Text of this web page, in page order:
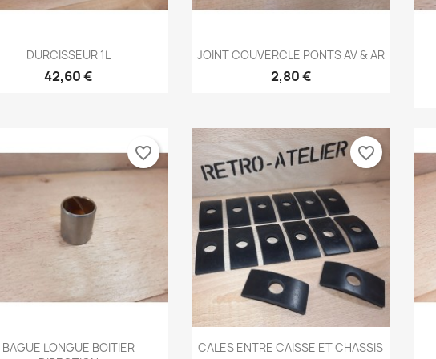
Aperçu rapide
DURCISSEUR 1L
42,60 €
Aperçu rapide
JOINT COUVERCLE PONTS AV & AR
2,80 €
Aperçu rapide
BAGUE LONGUE BOITIER
favorite_border
Aperçu rapide
CALES ENTRE CAISSE ET CHASSIS
favorite_border